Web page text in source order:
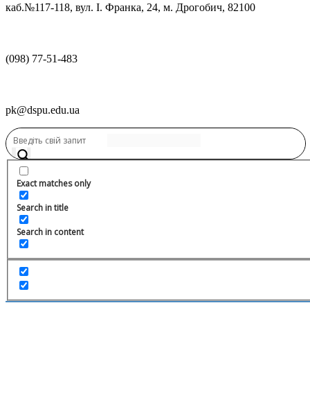
каб.№117-118, вул. І. Франка, 24, м. Дрогобич, 82100
(098) 77-51-483
pk@dspu.edu.ua
Exact matches only
Search in title
Search in content
Переглянути нову версію
Переглянути нову версію